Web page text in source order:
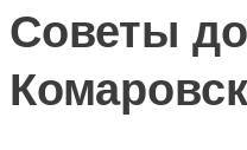
Советы